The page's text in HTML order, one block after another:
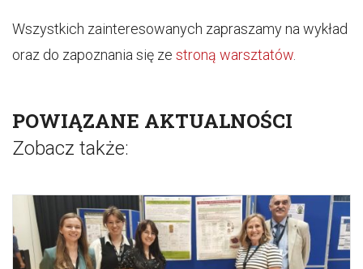
Wszystkich zainteresowanych zapraszamy na wykład
oraz do zapoznania się ze stroną warsztatów
POWIĄZANE AKTUALNOŚCI
Zobacz także: